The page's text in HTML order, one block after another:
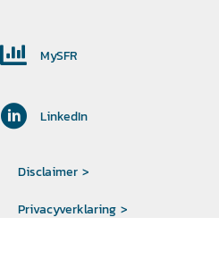
MySFR
LinkedIn
Disclaimer >
Privacyverklaring >